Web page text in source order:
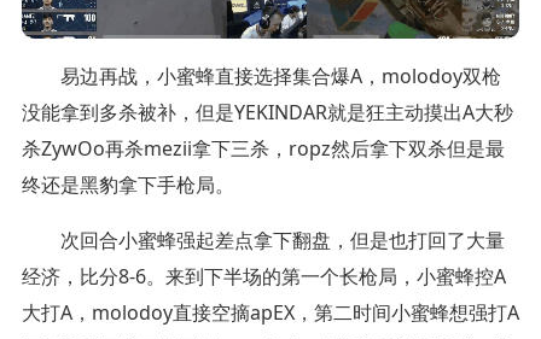
易边再战，小蜜蜂直接选择集合爆A，molodoy双枪
没能拿到多杀被补，但是YEKINDAR就是狂主动摸出A大秒
杀ZywOo再杀mezii拿下三杀，ropz然后拿下双杀但是最
终还是黑豹拿下手枪局。
次回合小蜜蜂强起差点拿下翻盘，但是也打回了大量
经济，比分8-6。来到下半场的第一个长枪局，小蜜蜂控A
大打A，molodoy直接空摘apEX，第二时间小蜜蜂想强打A